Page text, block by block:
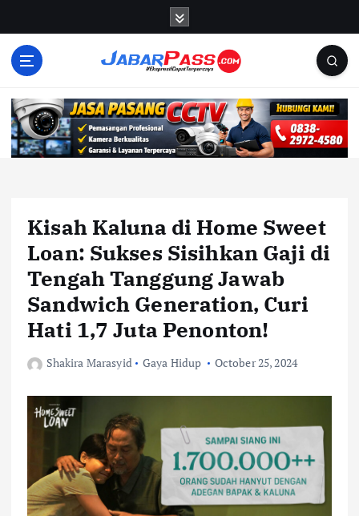
Kisah Kaluna di Home Sweet
Loan: Sukses Sisihkan Gaji di
Tengah Tanggung Jawab
Sandwich Generation, Curi
Hati 1,7 Juta Penonton!
Shakira Marasyid Gaya Hidup October 25, 2024